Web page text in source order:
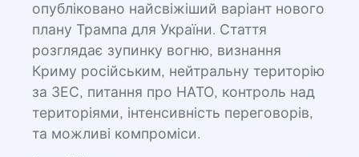
опубліковано найсвіжіший варіант нового
плану Трампа для України. Стаття
розглядає зупинку вогню, визнання
Криму російським, нейтральну територію
за ЗЕС, питання про НАТО, контроль над
територіями, інтенсивність переговорів,
та можливі компроміси.